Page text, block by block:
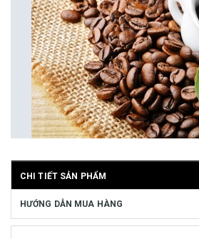
CHI TIẾT SẢN PHẨM
HƯỚNG DẪN MUA HÀNG